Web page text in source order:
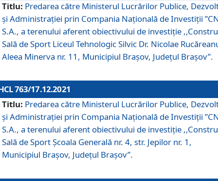
Titlu: Predarea către Ministerul Lucrărilor Publice,
și Administrației prin Compania Naţională de Investiţii
S.A., a terenului aferent obiectivului de investiţie
Sală de Sport Liceul Tehnologic Silvic Dr. Nicolae
Aleea Minerva nr. 11, Municipiul Brașov, Județul Brașov”.
763/17.12.2021
Titlu: Predarea către Ministerul Lucrărilor Publice,
și Administrației prin Compania Naţională de Investiţii
S.A., a terenului aferent obiectivului de investiție
Sală de Sport Școala Generală nr. 4, str. Jepilor nr. 1,
Municipiul Brașov, Județul Brașov”.